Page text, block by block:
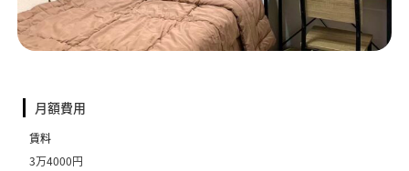
月額費用
賃料
3万4000円